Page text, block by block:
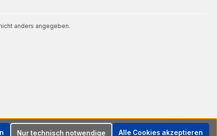
anders angegeben.
Nur technisch notwendige Alle Cookies akzeptieren